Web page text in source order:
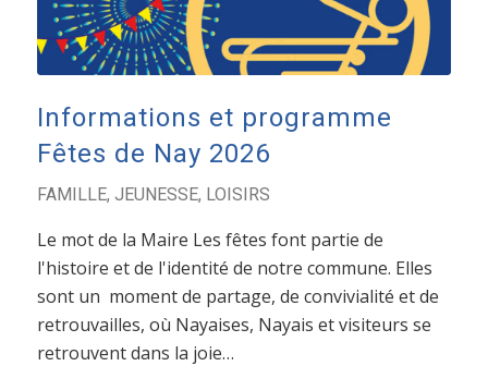
Informations et programme
Fêtes de Nay 2026
FAMILLE, JEUNESSE, LOISIRS
Le mot de la Maire Les fêtes font partie de
l'histoire et de l'identité de notre commune. Elles
sont un moment de partage, de convivialité et de
retrouvailles, où Nayaises, Nayais et visiteurs se
retrouvent dans la joie…